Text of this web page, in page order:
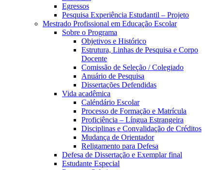
Egressos
Pesquisa Experiência Estudantil – Projeto
Mestrado Profissional em Educação Escolar
Sobre o Programa
Objetivos e Histórico
Estrutura, Linhas de Pesquisa e Corpo
Docente
Comissão de Seleção / Colegiado
Anuário de Pesquisa
Dissertações Defendidas
Vida acadêmica
Caléndário Escolar
Processo de Formação e Matrícula
Proficiência – Língua Estrangeira
Disciplinas e Convalidação de Créditos
Mudança de Orientador
Religamento para Defesa
Defesa de Dissertação e Exemplar final
Estudante Especial